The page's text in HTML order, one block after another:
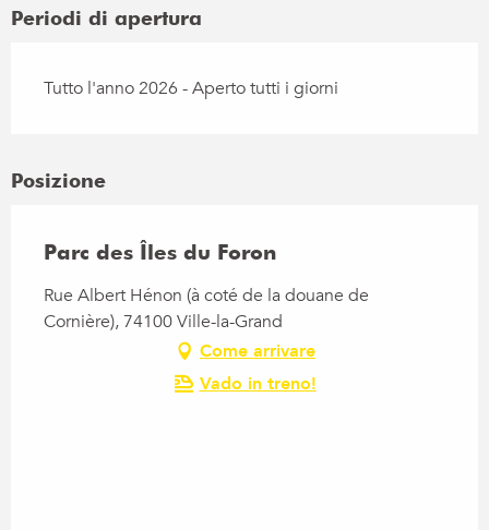
Periodi di apertura
Tutto l'anno 2026 - Aperto tutti i giorni
Posizione
Parc des Îles du Foron
Rue Albert Hénon (à coté de la douane de
Cornière), 74100 Ville-la-Grand
Come arrivare
Vado in treno!